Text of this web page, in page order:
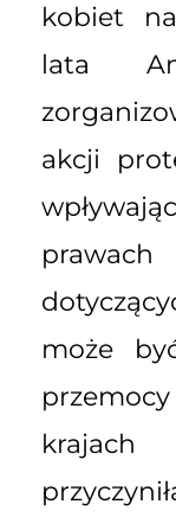
kobiet
lata
akcji
może